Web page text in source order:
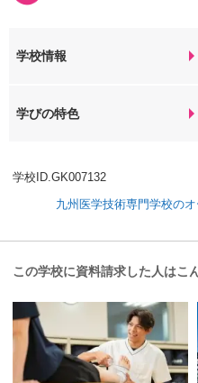
学校情報
学びの特色
学校ID.GK007132
九州医学技術専門学校の
この学校に資料請求した人はこ